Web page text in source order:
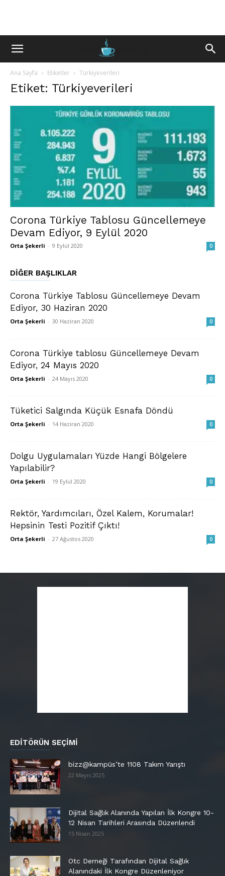
Ana Sayfa Etiketler Türkiyeverileri
Etiket: Türkiyeverileri
Corona Türkiye Tablosu Güncellemeye
Devam Ediyor, 9 Eylül 2020
Orta Şekerli - 9 Eylül 2020 0
DIĞER BAŞLIKLAR
Corona Türkiye Tablosu Güncellemeye Devam
Ediyor, 30 Haziran 2020
Orta Şekerli - 30 Haziran 2020 0
Corona Türkiye tablosu Güncellemeye Devam
Ediyor, 24 Mayıs 2020
Orta Şekerli - 24 Mayıs 2020 0
Tüketici Salgında Küçük Esnafa Döndü
Orta Şekerli - 14 Haziran 2020 0
Dolgu Uygulamaları Yüzde Hangi Bölgelere
Yapılabilir?
Orta Şekerli - 19 Eylül 2020 0
Rektör, Yardımcıları, Özel Kalem, Korumalar!
Hepsinin Testi Pozitif Çıktı!
Orta Şekerli - 27 Ağustos 2020 0
EDITÖRÜN SEÇIMI
bizz@kampüs’te 1108 Takım Yarıştı
22 Mayıs 2025
Dijital Sağlık Alanında Yapılan İlk Kongre 10-
12 Nisan Tarihleri Arasında Düzenlendi
15 Nisan 2025
Otc Derneği Tarafından Dijital Sağlık
Alanındaki İlk Kongre Düzenleniyor